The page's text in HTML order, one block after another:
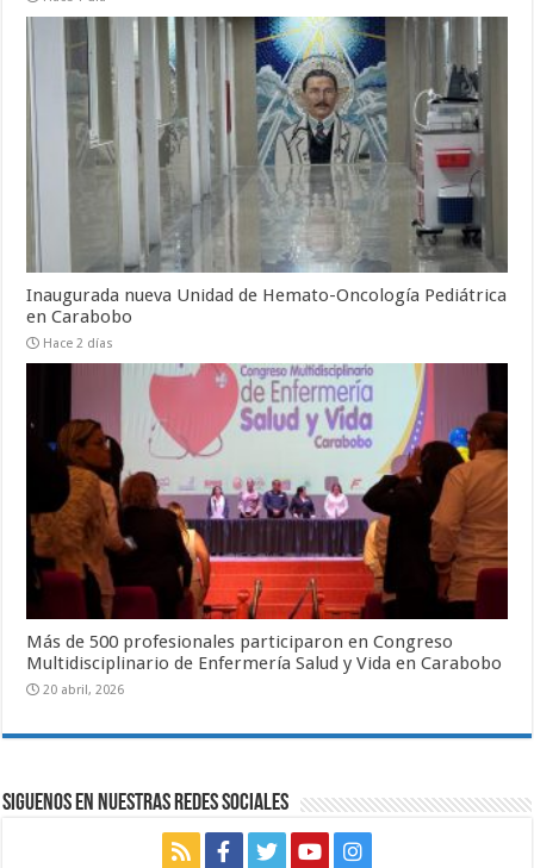
Inaugurada nueva Unidad de Hemato-Oncología Pediátrica
en Carabobo
Hace 2 días
Más de 500 profesionales participaron en Congreso
Multidisciplinario de Enfermería Salud y Vida en Carabobo
20 abril, 2026
SIGUENOS EN NUESTRAS REDES SOCIALES